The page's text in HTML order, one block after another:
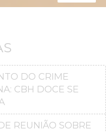
DO CRIME
CBH DOCE SE
REUNIÃO SOBRE